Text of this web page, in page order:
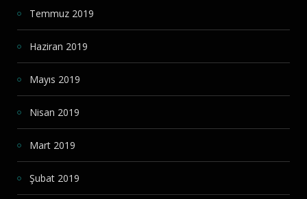
Temmuz 2019
Haziran 2019
Mayıs 2019
Nisan 2019
Mart 2019
Şubat 2019